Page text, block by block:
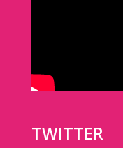
TWITTER